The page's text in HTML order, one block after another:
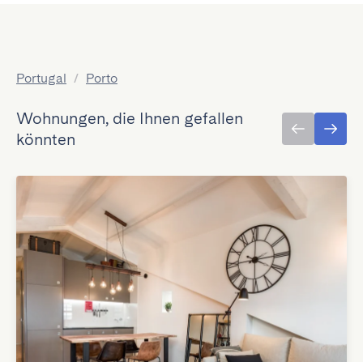
Portugal / Porto
Wohnungen, die Ihnen gefallen
könnten